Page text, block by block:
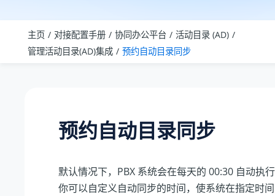
主页 对接配置手册 协同办公平台
活动目录 (AD)
管理活动目录(AD)集成
预约自动目录同步
预约自动目录同步
默认情况下，PBX 系统会在每天的 00:30 自动执
你可以自定义自动同步的时间，使系统在指定时